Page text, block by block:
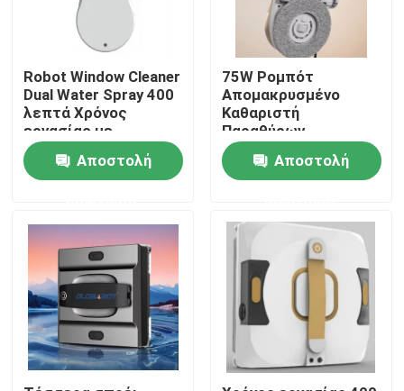
Περίπου εμείς
Γύρος εργοστασίων
Ποιοτικός έλεγχος
ηλεκτρική σκούπα ρομπότ
Καθαριστής παραθύρων ρομπότ
Robot Window Cleaner
Dual Water Spray 400
λεπτά Χρόνος
εργασίας με
τηλεχειριστήριο
Αποστολή
75W Ρομπότ
Απομακρυσμένο
Καθαριστή
Παραθύρων
Βούρτσας Μηχανή
Μακρά διάρκεια
ζωής
Αποστολή